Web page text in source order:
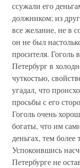
ссужали его
должником; из
все желание, не в
он не был
просителя. Гоголь
Петербург в
чуткостью,
угадал, что
просьбы с его
Гоголь очень
богаты, что им
деньгах, тем
Успокоившись
Петербурге не